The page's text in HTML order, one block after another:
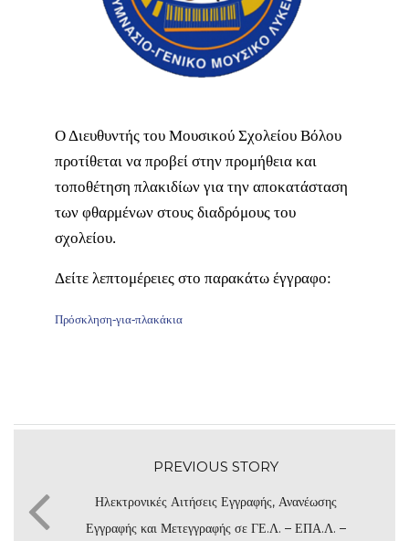
Ο Διευθυντής του Μουσικού Σχολείου Βόλου
προτίθεται να προβεί στην προμήθεια και
τοποθέτηση πλακιδίων για την αποκατάσταση
των φθαρμένων στους διαδρόμους του
σχολείου.
Δείτε λεπτομέρειες στο παρακάτω έγγραφο:
Πρόσκληση-για-πλακάκια
PREVIOUS STORY
Ηλεκτρονικές Αιτήσεις Εγγραφής, Ανανέωσης
Εγγραφής και Μετεγγραφής σε ΓΕ.Λ. – ΕΠΑ.Λ. –